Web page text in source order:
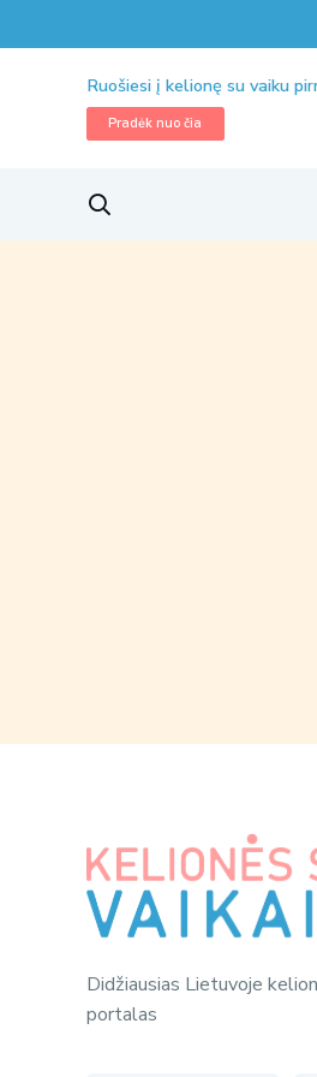
Ruošiesi į kelionę su vaiku
Pradėk nuo čia
Didžiausias Lietuvoje
portalas